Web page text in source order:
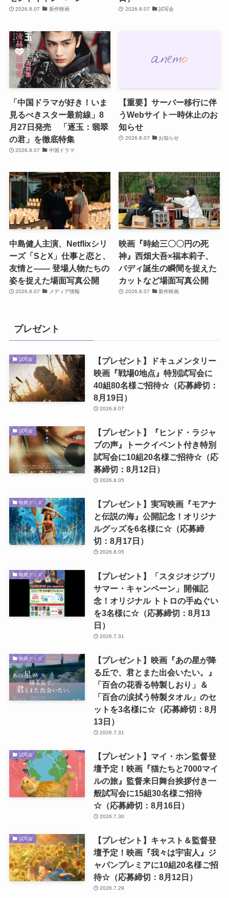
2026.8.07 新作映画 2026.8.07 試写会
「中国ドラマが好き！いま
見るべきスター最前線」8
月27日発売 「逐玉：翡翠
の君」を徹底特集
2026.8.07 中国ドラマ
【重要】サーバー移行に伴
うWebサイト一時休止のお
知らせ
2026.8.07 お知らせ
中島健人主演、Netflixシリ
ーズ「SとX」仕事と恋と、
友情と―― 登場人物たちの
姿を捉えた場面写真公開
2026.8.07 メディア情報
映画『時給三〇〇円の死
神』西畑大吾×福本莉子、
バディ誕生の瞬間を捉えた
カットなど場面写真公開
2026.8.07 新作映画
プレゼント
試写会
【プレゼント】ドキュメンタリー
映画『戦場0地点』特別試写会に
40組80名様ご招待☆（応募締切：
8月19日）
2026.8.07
試写会
【プレゼント】『ヒンド・ラジャ
ブの声』トークイベント付き特別
試写会に10組20名様ご招待☆（応
募締切：8月12日）
2026.8.05
映画グッズ
【プレゼント】実写映画『モアナ
と伝説の海』公開記念！オリジナ
ルグッズを6名様に☆（応募締
切：8月17日）
2026.8.05
映画グッズ
【プレゼント】「スタジオジブリ
サマー・キャンペーン」開催記
念！オリジナル トトロの手ぬぐい
を3名様に☆（応募締切：8月13
日）
2026.7.31
映画グッズ
【プレゼント】映画『あの星が降
る丘で、君とまた出会いたい。』
「百合の花香る特製しおり」＆
「百合の涙拭う特製タオル」のセ
ットを3名様に☆（応募締切：8月
13日）
2026.7.31
試写会
【プレゼント】マイ・ホン監督登
壇予定！映画『猫たちと7000マイ
ルの旅』監督来日舞台挨拶付き一
般試写会に15組30名様ご招待
☆（応募締切：8月16日）
2026.7.30
試写会
【プレゼント】キャスト＆監督登
壇予定！映画『我々は宇宙人』ジ
ャパンプレミアに10組20名様ご招
待☆（応募締切：8月12日）
2026.7.29